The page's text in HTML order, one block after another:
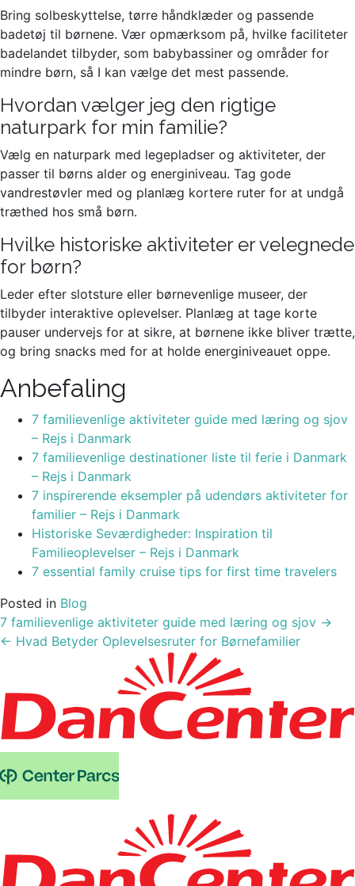
Bring solbeskyttelse, tørre håndklæder og passende
badetøj til børnene. Vær opmærksom på, hvilke faciliteter
badelandet tilbyder, som babybassiner og områder for
mindre børn, så I kan vælge det mest passende.
Hvordan vælger jeg den rigtige
naturpark for min familie?
Vælg en naturpark med legepladser og aktiviteter, der
passer til børns alder og energiniveau. Tag gode
vandrestøvler med og planlæg kortere ruter for at undgå
træthed hos små børn.
Hvilke historiske aktiviteter er velegnede
for børn?
Leder efter slotsture eller børnevenlige museer, der
tilbyder interaktive oplevelser. Planlæg at tage korte
pauser undervejs for at sikre, at børnene ikke bliver trætte,
og bring snacks med for at holde energiniveauet oppe.
Anbefaling
7 familievenlige aktiviteter guide med læring og sjov
– Rejs i Danmark
7 familievenlige destinationer liste til ferie i Danmark
– Rejs i Danmark
7 inspirerende eksempler på udendørs aktiviteter for
familier – Rejs i Danmark
Historiske Seværdigheder: Inspiration til
Familieoplevelser – Rejs i Danmark
7 essential family cruise tips for first time travelers
Posted in Blog
Post
navigation
7 familievenlige aktiviteter guide med læring og sjov →
← Hvad Betyder Oplevelsesruter for Børnefamilier